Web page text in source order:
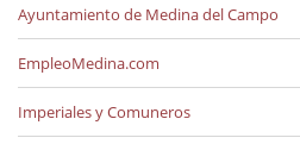
Ayuntamiento de Medina del Campo
EmpleoMedina.com
Imperiales y Comuneros